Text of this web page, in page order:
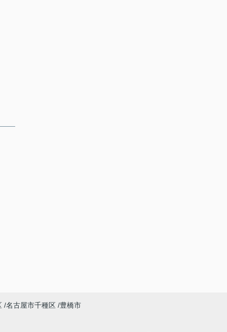
名古屋市千種区 豊橋市